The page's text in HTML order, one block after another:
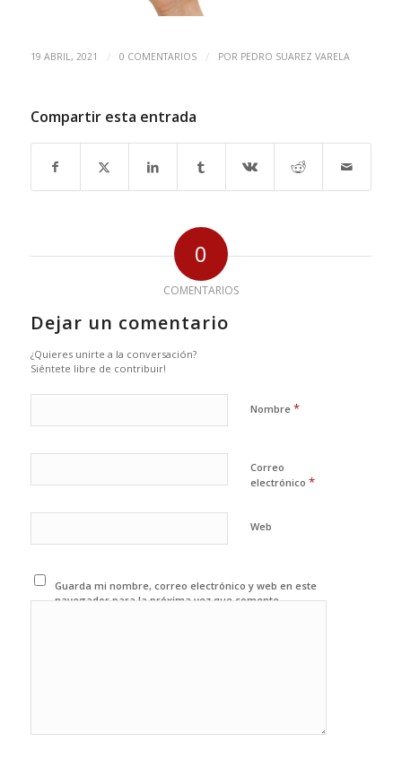
19 ABRIL, 2021 / 0 COMENTARIOS / POR PEDRO SUAREZ VARELA
Compartir esta entrada
0
COMENTARIOS
Dejar un comentario
¿Quieres unirte a la conversación?
Siéntete libre de contribuir!
Nombre *
Correo
electrónico *
Web
Guarda mi nombre, correo electrónico y web en este
navegador para la próxima vez que comente.